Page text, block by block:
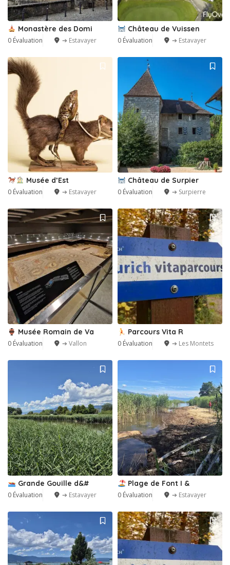
Monastère des Domi
0 Évaluation ➔ Estavayer
Château de Vuissen
0 Évaluation ➔ Estavayer
Musée d’Est
0 Évaluation ➔ Estavayer
Château de Surpier
0 Évaluation ➔ Surpierre
Musée Romain de Va
0 Évaluation ➔ Vallon
Parcours Vita R
0 Évaluation ➔ Les Montets
Grande Gouille d&#
0 Évaluation ➔ Estavayer
Plage de Font I &
0 Évaluation ➔ Estavayer